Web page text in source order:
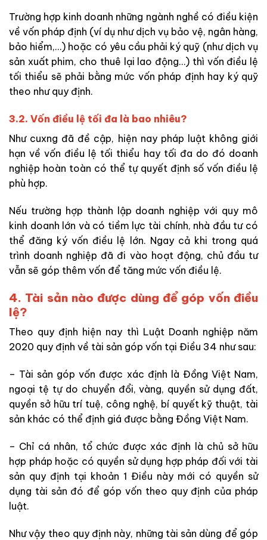
Trường hợp kinh doanh những ngành nghề có điều kiện
về vốn pháp định (ví dụ như dịch vụ bảo vệ, ngân hàng,
bảo hiểm,…) hoặc có yêu cầu phải ký quỹ (như dịch vụ
sản xuất phim, cho thuê lại lao động…) thì vốn điều lệ
tối thiểu sẽ phải bằng mức vốn pháp định hay ký quỹ
theo như quy định.
3.2. Vốn điều lệ tối đa là bao nhiêu?
Như cuxng đã đề cập, hiện nay pháp luật không giới
hạn về vốn điều lệ tối thiểu hay tối đa do đó doanh
nghiệp hoàn toàn có thể tự quyết định số vốn điều lệ
phù hợp.
Nếu trường hợp thành lập doanh nghiệp với quy mô
kinh doanh lớn và có tiềm lực tài chính, nhà đầu tư có
thể đăng ký vốn điều lệ lớn. Ngay cả khi trong quá
trình doanh nghiệp đã đi vào hoạt động, chủ đầu tư
vẫn sẽ góp thêm vốn để tăng mức vốn điều lệ.
4. Tài sản nào được dùng để góp vốn điều
lệ?
Theo quy định hiện nay thì Luật Doanh nghiệp năm
2020 quy định về tài sản góp vốn tại Điều 34 như sau:
– Tài sản góp vốn được xác định là Đồng Việt Nam,
ngoại tệ tự do chuyển đổi, vàng, quyền sử dụng đất,
quyền sở hữu trí tuệ, công nghệ, bí quyết kỹ thuật, tài
sản khác có thể định giá được bằng Đồng Việt Nam.
– Chỉ cá nhân, tổ chức được xác định là chủ sở hữu
hợp pháp hoặc có quyền sử dụng hợp pháp đối với tài
sản quy định tại khoản 1 Điều này mới có quyền sử
dụng tài sản đó để góp vốn theo quy định của pháp
luật.
Như vậy theo quy định này, những tài sản dùng để góp